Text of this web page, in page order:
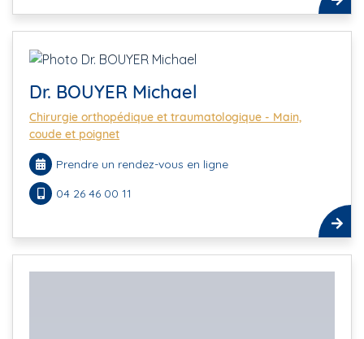
Dr. BOUYER Michael
Chirurgie orthopédique et traumatologique - Main,
coude et poignet
Prendre un rendez-vous en ligne
04 26 46 00 11